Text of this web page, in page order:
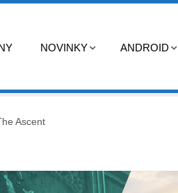
NOVINKY ANDROID
Ascent